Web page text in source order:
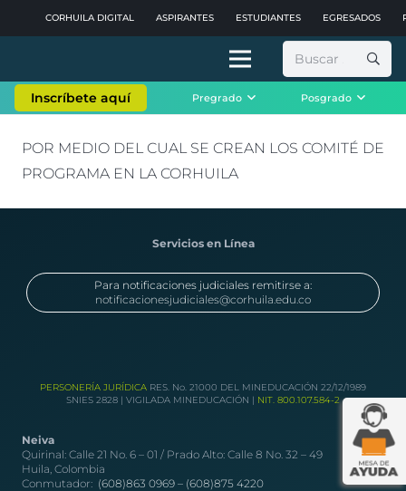
CORHUILA DIGITAL ASPIRANTES ESTUDIANTES EGRESADOS
Buscar:
Inscríbete aquí Pregrado Posgrado
POR MEDIO DEL CUAL SE CREAN LOS COMITÉ DE
PROGRAMA EN LA CORHUILA
Servicios en Línea
Para notificaciones judiciales remitirse a:
notificacionesjudiciales@corhuila.edu.co
PERSONERÍA JURÍDICA RES. No. 21000 DEL MINEDUCACIÓN 22/12/1989
SNIES 2828 | VIGILADA MINEDUCACIÓN | NIT. 800.107.584-2
Neiva
Quirinal: Calle 21 No. 6 – 01 / Prado Alto: Calle 8 No. 32 – 49
Huila, Colombia
Conmutador: (608)863 0969 – (608)875 4220